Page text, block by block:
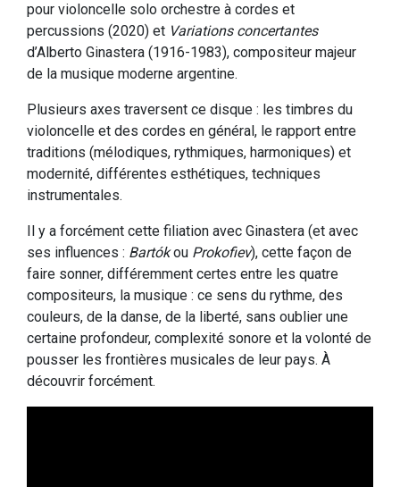
pour violoncelle solo orchestre à cordes et
percussions (2020) et Variations concertantes
d’Alberto Ginastera (1916-1983), compositeur majeur
de la musique moderne argentine.
Plusieurs axes traversent ce disque : les timbres du
violoncelle et des cordes en général, le rapport entre
traditions (mélodiques, rythmiques, harmoniques) et
modernité, différentes esthétiques, techniques
instrumentales.
Il y a forcément cette filiation avec Ginastera (et avec
ses influences : Bartókou Prokofiev), cette façon de
faire sonner, différemment certes entre les quatre
compositeurs, la musique : ce sens du rythme, des
couleurs, de la danse, de la liberté, sans oublier une
certaine profondeur, complexité sonore et la volonté de
pousser les frontières musicales de leur pays. À
découvrir forcément.